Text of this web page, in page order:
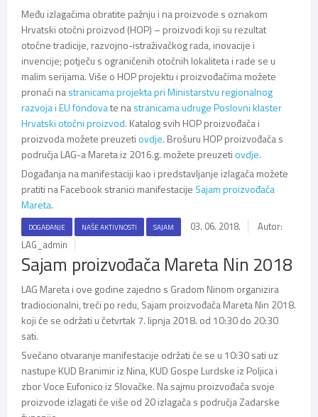
Među izlagačima obratite pažnju i na proizvode s oznakom
Hrvatski otočni proizvod (HOP) – proizvodi koji su rezultat
otočne tradicije, razvojno-istraživačkog rada, inovacije i
invencije; potječu s ograničenih otočnih lokaliteta i rade se u
malim serijama. Više o HOP projektu i proizvođačima možete
pronaći nastranicama projekta pri Ministarstvu regionalnog
razvoja i EU fondovate nastranicama udruge Poslovni klaster
Hrvatski otočni proizvod. Katalog svih HOP proizvođača i
proizvoda možete preuzetiovdje. Brošuru HOP proizvođača s
područja LAG-a Mareta iz 2016.g. možete preuzetiovdje.
Događanja na manifestaciji kao i predstavljanje izlagača možete
pratiti na Facebook stranici manifestacije Sajam proizvođača
Mareta.
DOGAĐANJE NAŠE AKTIVNOSTI SAJAM 03. 06. 2018.
Autor:
LAG_admin
Sajam proizvođača Mareta Nin 2018
LAG Mareta i ove godine zajedno s Gradom Ninom organizira
tradiocionalni, treći po redu, Sajam proizvođača Mareta Nin 2018.
koji će se održati u četvrtak 7. lipnja 2018. od 10:30 do 20:30
sati.
Svečano otvaranje manifestacije održati će se u 10:30 sati uz
nastupe KUD Branimir iz Nina, KUD Gospe Lurdske iz Poljica i
zbor Voce Eufonico iz Slovačke. Na sajmu proizvođača svoje
proizvode izlagati će više od 20 izlagača s područja Zadarske